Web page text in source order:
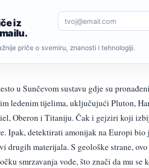
iz
priče o svemiru, znanosti i tehnologiji.
u Sunčevom sustavu gdje su
ledenim tijelima, uključujući Pluton,
Oberon i Titaniju. Čak i gejziri koji
Ipak, detektirati amonijak na Europi
drugih materijala. S geološke strane,
smrzavanja vode, što znači da mu se